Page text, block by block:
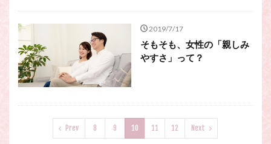
2019/7/17
そもそも、女性の「親しみ
やすさ」って？
Prev 8 9 10 11 12 Next